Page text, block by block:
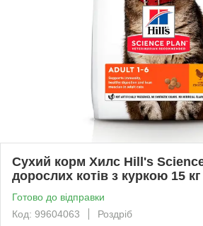
Сухий корм Хилс Hill's
дорослих котів з куркою 15 кг
Готово до відправки
Код: 99604063
Роздріб